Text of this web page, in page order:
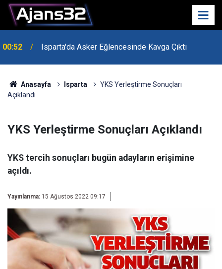
00:52 Isparta'da Asker Eğlencesinde Kavga Çıktı
Uzaktan Hasta Değerlendirme Sistemi İle Yeni
Anasayfa Isparta
YKS Yerleştirme Sonuçları
Açıklandı
YKS Yerleştirme Sonuçları Açıklandı
YKS tercih sonuçları bugün adayların erişimine
açıldı.
Yayınlanma: 15 Ağustos 2022 09:17